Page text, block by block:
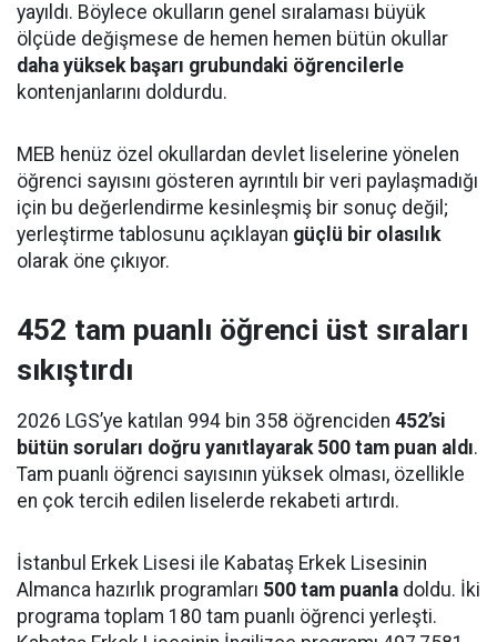
yayıldı. Böylece okulların genel sıralaması büyük
ölçüde değişmese de hemen hemen bütün okullar
daha yüksek başarı grubundaki öğrencilerle
kontenjanlarını doldurdu.
MEB henüz özel okullardan devlet liselerine yönelen
öğrenci sayısını gösteren ayrıntılı bir veri paylaşmadığı
için bu değerlendirme kesinleşmiş bir sonuç değil;
yerleştirme tablosunu açıklayan güçlü bir olasılık
olarak öne çıkıyor.
452 tam puanlı öğrenci üst sıraları
sıkıştırdı
2026 LGS’ye katılan 994 bin 358 öğrenciden 452’si
bütün soruları doğru yanıtlayarak 500 tam puan aldı.
Tam puanlı öğrenci sayısının yüksek olması, özellikle
en çok tercih edilen liselerde rekabeti artırdı.
İstanbul Erkek Lisesi ile Kabataş Erkek Lisesinin
Almanca hazırlık programları 500 tam puanla doldu. İki
programa toplam 180 tam puanlı öğrenci yerleşti.